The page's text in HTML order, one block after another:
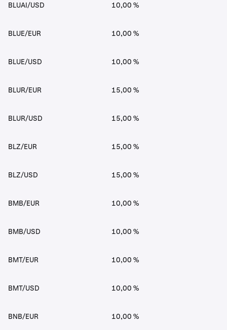
BLUAI/USD 10,00 %
BLUE/EUR 10,00 %
BLUE/USD 10,00 %
BLUR/EUR 15,00 %
BLUR/USD 15,00 %
BLZ/EUR 15,00 %
BLZ/USD 15,00 %
BMB/EUR 10,00 %
BMB/USD 10,00 %
BMT/EUR 10,00 %
BMT/USD 10,00 %
BNB/EUR 10,00 %